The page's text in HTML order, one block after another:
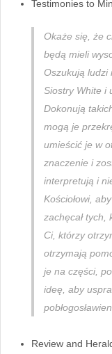
Testimonies to
Okaże się, że
będą mieli
Oszukują ludzi
Siostry White i
Dokonują
mogą je
umieścić je w
znaczenie i
interpretują i
Kościołowi,
zachęcał tych,
Ci, którzy
otrzymają
je na części,
ideę, aby
Review and